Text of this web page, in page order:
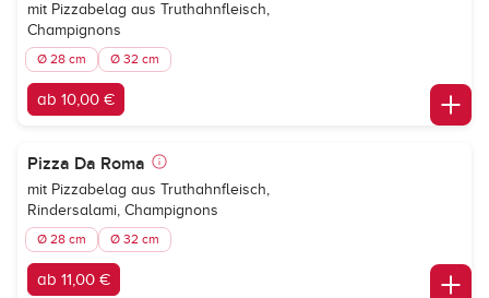
mit Pizzabelag aus Truthahnfleisch,
Champignons
Ø 28 cm Ø 32 cm
ab 10,00 €
Pizza Da Roma
mit Pizzabelag aus Truthahnfleisch,
Rindersalami, Champignons
Ø 28 cm Ø 32 cm
ab 11,00 €